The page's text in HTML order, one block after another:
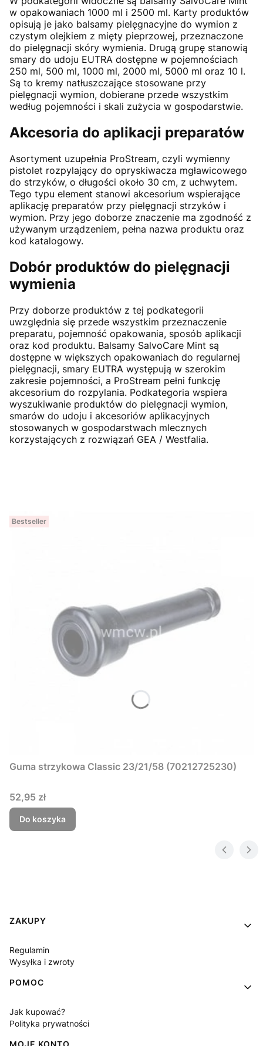
w opakowaniach 1000 ml i 2500 ml. Karty produktów
opisują je jako balsamy pielęgnacyjne do wymion z
czystym olejkiem z mięty pieprzowej, przeznaczone
do pielęgnacji skóry wymienia. Drugą grupę stanowią
smary do udoju EUTRA dostępne w pojemnościach
250 ml, 500 ml, 1000 ml, 2000 ml, 5000 ml oraz 10 l.
Są to kremy natłuszczające stosowane przy
pielęgnacji wymion, dobierane przede wszystkim
według pojemności i skali zużycia w gospodarstwie.
Akcesoria do aplikacji preparatów
Asortyment uzupełnia ProStream, czyli wymienny
pistolet rozpylający do opryskiwacza mgławicowego
do strzyków, o długości około 30 cm, z uchwytem.
Tego typu element stanowi akcesorium wspierające
aplikację preparatów przy pielęgnacji strzyków i
wymion. Przy jego doborze znaczenie ma zgodność z
używanym urządzeniem, pełna nazwa produktu oraz
kod katalogowy.
Dobór produktów do pielęgnacji
wymienia
Przy doborze produktów z tej podkategorii
uwzględnia się przede wszystkim przeznaczenie
preparatu, pojemność opakowania, sposób aplikacji
oraz kod produktu. Balsamy SalvoCare Mint są
dostępne w większych opakowaniach do regularnej
pielęgnacji, smary EUTRA występują w szerokim
zakresie pojemności, a ProStream pełni funkcję
akcesorium do rozpylania. Podkategoria wspiera
wyszukiwanie produktów do pielęgnacji wymion,
smarów do udoju i akcesoriów aplikacyjnych
stosowanych w gospodarstwach mlecznych
korzystających z rozwiązań GEA / Westfalia.
Bestseller
Guma strzykowa Classic 23/21/58 (70212725230)
Cena
52,95 zł
Do koszyka
Linki w stopce
ZAKUPY
Regulamin
Wysyłka i zwroty
POMOC
Jak kupować?
Polityka prywatności
MOJE KONTO